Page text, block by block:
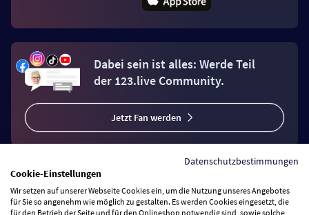
Dabei sein ist alles: Werde Teil
der 123.live Community.
Jetzt Fan werden
Vertrag widerrufen
Datenschutzbestimmungen
Cookie-Einstellungen
Wir setzen auf unserer Webseite Cookies ein, um die Nutzung unseres Angebotes
für Sie so angenehm wie möglich zu gestalten. Es werden Cookies eingesetzt, die
für den Betrieb der Seite und für den Onlineshop notwendig sind, sowie solche,